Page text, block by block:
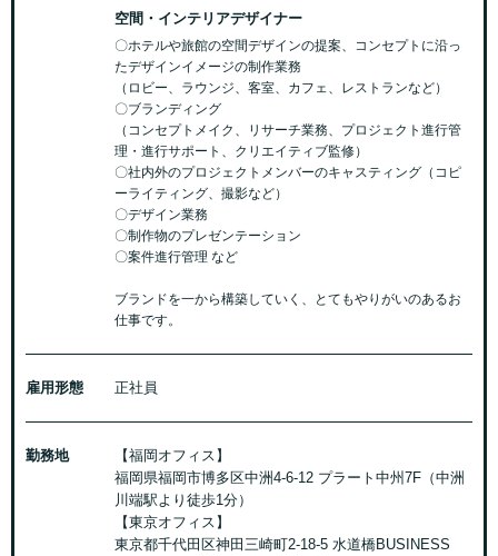
空間・インテリアデザイナー
〇ホテルや旅館の空間デザインの提案、コンセプトに沿っ
たデザインイメージの制作業務
（ロビー、ラウンジ、客室、カフェ、レストランなど）
〇ブランディング
（コンセプトメイク、リサーチ業務、プロジェクト進行管
理・進行サポート、クリエイティブ監修）
〇社内外のプロジェクトメンバーのキャスティング（コピ
ーライティング、撮影など）
〇デザイン業務
〇制作物のプレゼンテーション
〇案件進行管理 など
ブランドを一から構築していく、とてもやりがいのあるお
仕事です。
雇用形態 正社員
勤務地
【福岡オフィス】
福岡県福岡市博多区中洲4-6-12 プラート中州7F（中洲
川端駅より徒歩1分）
【東京オフィス】
東京都千代田区神田三崎町2-18-5 水道橋BUSINESS